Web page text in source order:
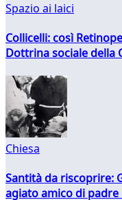
Spazio ai laici
Collicelli: così
Dottrina sociale della
Chiesa
Santità da riscoprire:
agiato amico di padre